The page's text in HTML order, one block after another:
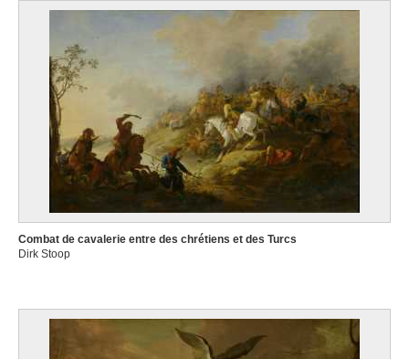
Combat de cavalerie entre des chrétiens et des Turcs
Dirk Stoop